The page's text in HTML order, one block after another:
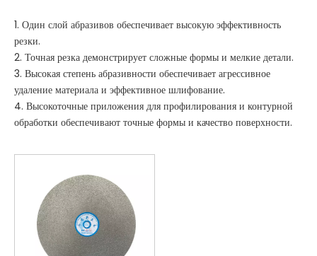
1. Один слой абразивов обеспечивает высокую эффективность
резки.
2. Точная резка демонстрирует сложные формы и мелкие детали.
3. Высокая степень абразивности обеспечивает агрессивное
удаление материала и эффективное шлифование.
4. Высокоточные приложения для профилирования и контурной
обработки обеспечивают точные формы и качество поверхности.